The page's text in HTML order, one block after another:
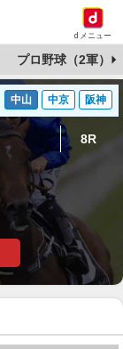
dメニュー
プロ野球（2軍）
中山 中京 阪神
8R